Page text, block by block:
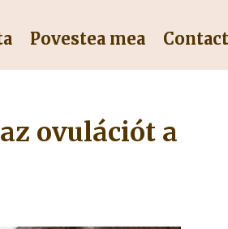
Povestea mea Contact
ovulációt a